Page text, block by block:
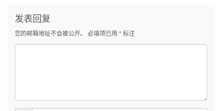
发表回复
您的邮箱地址不会被公开。 必填项已用 * 标注